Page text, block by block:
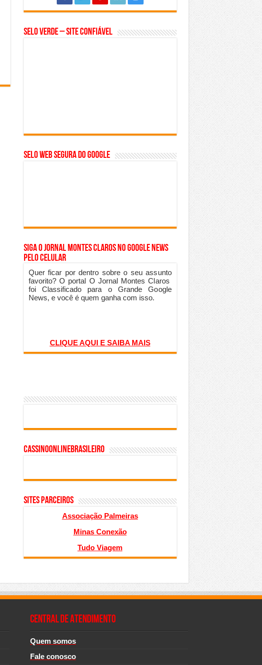
Selo Verde – Site Confiável
SELO WEB SEGURA do GOOGLE
Siga o Jornal Montes Claros no Google News
pelo Celular
Quer ficar por dentro sobre o seu assunto
favorito? O portal O Jornal Montes Claros
foi Classificado para o Grande Google
News, e você é quem ganha com isso.
CLIQUE AQUI E SAIBA MAIS
cassinoonlinebrasileiro
SITES PARCEIROS
Associação Palmeiras
Minas Conexão
Tudo Viagem
CENTRAL DE ATENDIMENTO
Quem somos
Fale conosco